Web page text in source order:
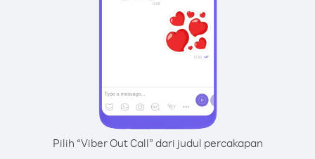
Pilih “Viber Out Call” dari judul percakapan